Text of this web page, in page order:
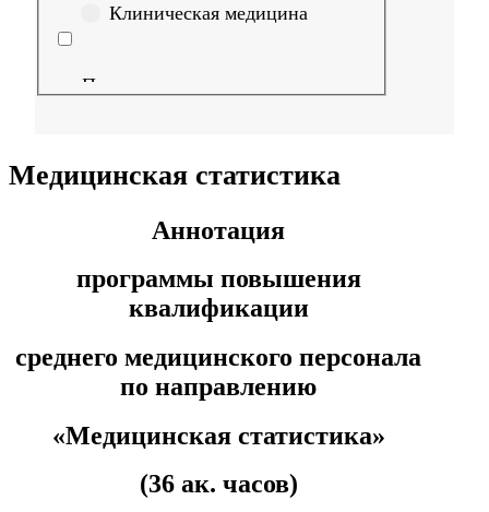
Клиническая медицина
Правовые дисциплины в
Управленческие дисциплины в
Здравоохранение и медицинские
Образование и педагогические
Социология и социальная работа
Медицинская статистика
Аннотация
программы повышения
квалификации
среднего медицинского персонала
по направлению
«Медицинская статистика»
(36 ак. часов)